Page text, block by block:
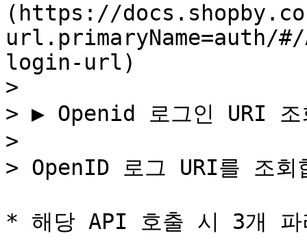
(https://
url.primaryName=auth/
login-url)
>
> ▶ Openid 로그인 URI 조
>
> OpenID 로그 URI를 조회
* 해당 API 호출 시 3개 파